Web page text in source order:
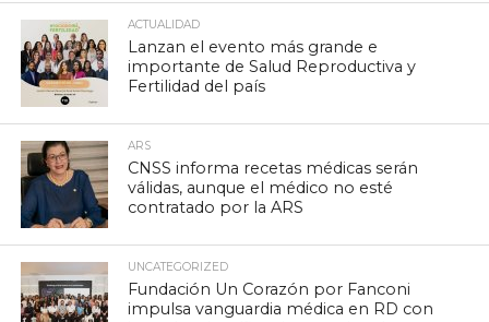
ACTUALIDAD
Lanzan el evento más grande e
importante de Salud Reproductiva y
Fertilidad del país
ARS
CNSS informa recetas médicas serán
válidas, aunque el médico no esté
contratado por la ARS
UNCATEGORIZED
Fundación Un Corazón por Fanconi
impulsa vanguardia médica en RD con